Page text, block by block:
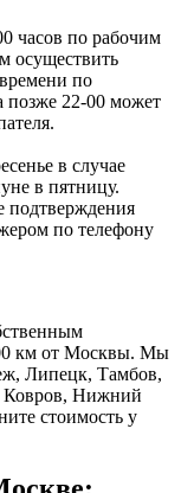
часов по рабочим
осуществить
по
позже 22-00 может
в случае
в пятницу.
подтверждения
по телефону
км от Москвы. Мы
Липецк, Тамбов,
Ковров, Нижний
стоимость у